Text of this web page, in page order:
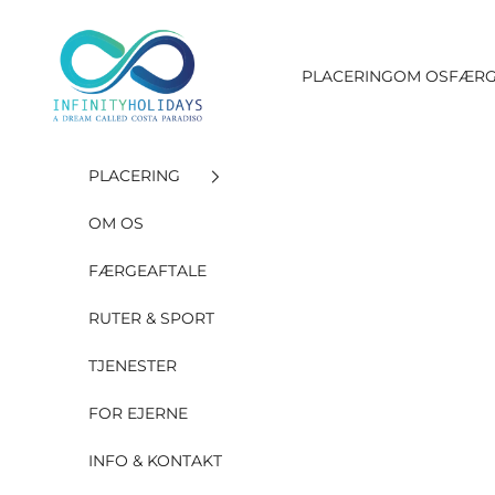
INFINITY HOLIDAYS SAS
PLACERINGOM OS
PLACERING
OM OS
FÆRGEAFTALE
RUTER & SPORT
TJENESTER
FOR EJERNE
INFO & KONTAKT